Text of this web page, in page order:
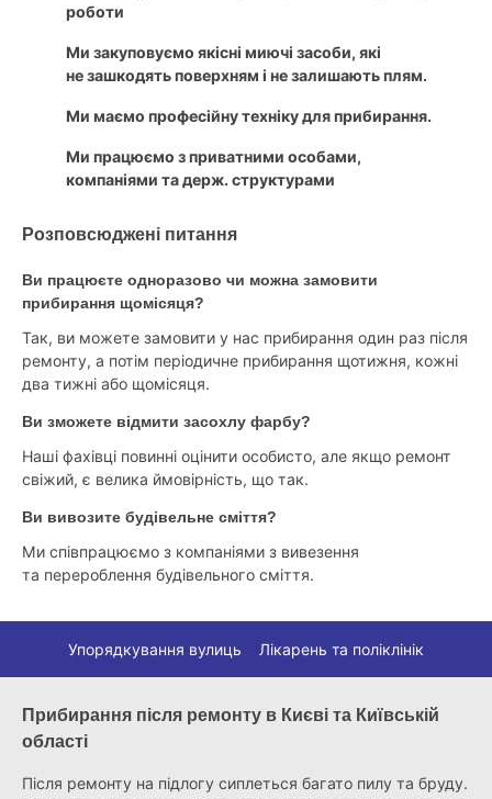
роботи
Ми закуповуємо якісні миючі засоби, які
не зашкодять поверхням і не залишають плям.
Ми маємо професійну техніку для прибирання.
Ми працюємо з приватними особами,
компаніями та держ. структурами
Розповсюджені питання
Ви працюєте одноразово чи можна замовити
прибирання щомісяця?
Так, ви можете замовити у нас прибирання один раз після
ремонту, а потім періодичне прибирання щотижня, кожні
два тижні або щомісяця.
Ви зможете відмити засохлу фарбу?
Наші фахівці повинні оцінити особисто, але якщо ремонт
свіжий, є велика ймовірність, що так.
Ви вивозите будівельне сміття?
Ми співпрацюємо з компаніями з вивезення
та перероблення будівельного сміття.
Упорядкування вулиць Лікарень та поліклінік
Прибирання після ремонту в Києві та Київській
області
Після ремонту на підлогу сиплеться багато пилу та бруду.